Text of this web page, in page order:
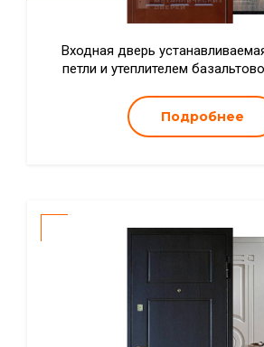
Входная дверь
петли и утеплителем
Подробнее